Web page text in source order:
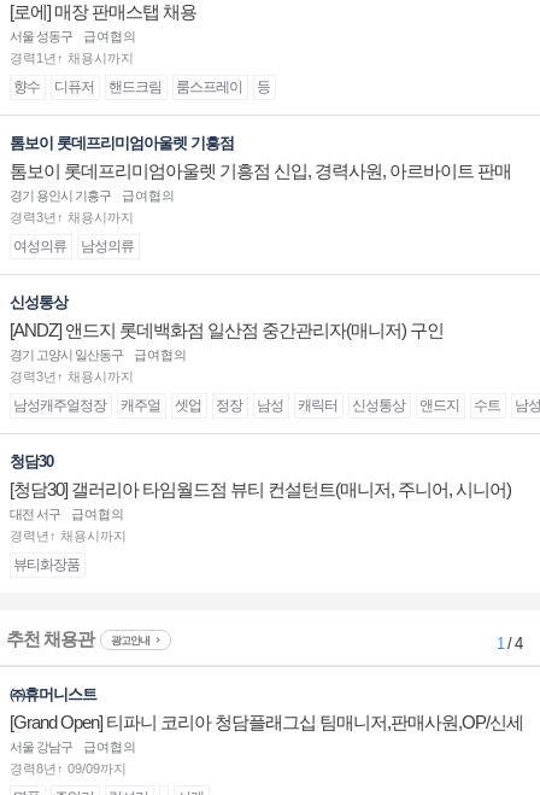
[로에] 매장 판매스탭 채용
서울 성동구
급여협의
경력1년↑ 채용시까지
향수 디퓨저 핸드크림 룸스프레이 등
톰보이 롯데프리미엄아울렛 기흥점
톰보이 롯데프리미엄아울렛 기흥점 신입, 경력사원, 아르바이트 판매
직 구인합니다.
경기 용인시 기흥구
급여협의
경력3년↑ 채용시까지
여성의류 남성의류
신성통상
[ANDZ] 앤드지 롯데백화점 일산점 중간관리자(매니저) 구인
경기 고양시 일산동구
급여협의
경력3년↑ 채용시까지
남성캐주얼정장 캐주얼 셋업 정장 남성 캐릭터 신성통상 앤드지 수트 남
청담30
[청담30] 갤러리아 타임월드점 뷰티 컨설턴트(매니저, 주니어, 시니어)
채용
대전 서구
급여협의
경력년↑ 채용시까지
뷰티화장품
추천 채용관 광고안내 1/ 4
㈜휴머니스트
[Grand Open] 티파니 코리아 청담플래그십 팀매니저,판매사원,OP/신세
계대전 판매사원 채용
서울 강남구
급여협의
경력8년↑ 09/09까지